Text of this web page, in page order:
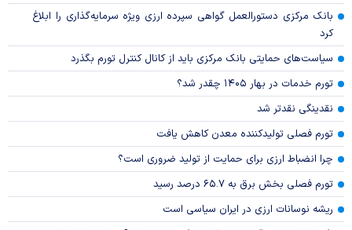
بانک مرکزی دستورالعمل گواهی سپرده ارزی ویژه سرمایه‌گذاری را ابلاغ
کرد
سیاست‌های حمایتی بانک مرکزی باید از کانال کنترل تورم بگذرد
تورم خدمات در بهار ۱۴۰۵ چقدر شد؟
نقدینگی نقدتر شد
تورم فصلی تولیدکننده معدن کاهش یافت
چرا انضباط ارزی برای حمایت از تولید ضروری است؟
تورم فصلی بخش برق به ۶۵.۷ درصد رسید
ریشه نوسانات ارزی در ایران سیاسی است